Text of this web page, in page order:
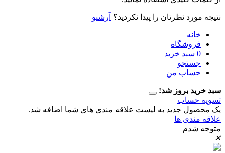
نظرتان را پیدا نکردید؟ آرشیو
سبد خرید
من
بروز شد!
جدید به لیست علاقه مندی های شما اضافه شد.
ها